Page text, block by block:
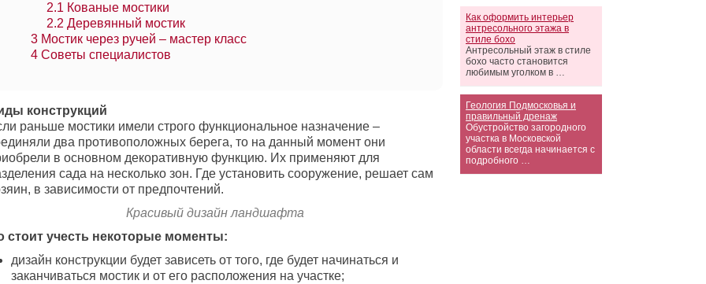
Как оформить интерьер
антресольного этажа в
стиле бохо
Антресольный этаж в стиле
бохо часто становится
любимым уголком в …
Геология Подмосковья и
правильный дренаж
Обустройство загородного
участка в Московской
области всегда начинается с
подробного …
2.1 Кованые мостики
2.2 Деревянный мостик
3 Мостик через ручей – мастер класс
4 Советы специалистов
конструкций
раньше мостики имели строго функциональное назначение –
два противоположных берега, то на данный момент они
в основном декоративную функцию. Их применяют для
сада на несколько зон. Где установить сооружение, решает сам
в зависимости от предпочтений.
Красивый дизайн ландшафта
стоит учесть некоторые моменты:
дизайн конструкции будет зависеть от того, где будет начинаться и
заканчиваться мостик и от его расположения на участке;